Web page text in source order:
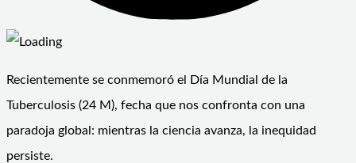
Recientemente se conmemoró el Día Mundial de la
Tuberculosis (24 M), fecha que nos confronta con una
paradoja global: mientras la ciencia avanza, la inequidad
persiste.